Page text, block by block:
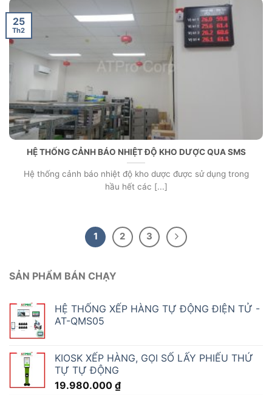
HỆ THỐNG CẢNH BÁO NHIỆT ĐỘ KHO DƯỢC QUA SMS
Hệ thống cảnh báo nhiệt độ kho dược được sử dụng trong
hầu hết các [...]
25
Th2
1 2 3
SẢN PHẨM BÁN CHẠY
HỆ THỐNG XẾP HÀNG TỰ ĐỘNG ĐIỆN TỬ -
AT-QMS05
KIOSK XẾP HÀNG, GỌI SỐ LẤY PHIẾU THỨ
TỰ TỰ ĐỘNG
19.980.000 ₫